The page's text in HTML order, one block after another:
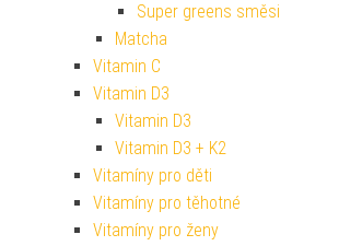
Super greens směsi
Matcha
Vitamin C
Vitamin D3
Vitamin D3
Vitamin D3 + K2
Vitamíny pro děti
Vitamíny pro těhotné
Vitamíny pro ženy